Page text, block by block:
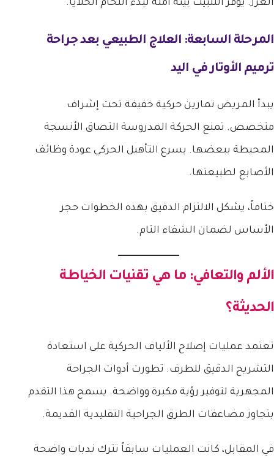
الغرز. يوفر التثبيت بيئة آمنة لبدء التحام الخلايا.
المرحلة السابعة: العلاج الطبيعي بعد جراحة
ترميم الأوتار في اليد
يبدأ المريض تمارين حركية خفيفة تحت إشراف
متخصص. تمنع الحركة المدروسة التصاق الأنسجة
المحيطة ببعضها. يسرع التأهيل الحركي عودة وظائف
الأصابع لطبيعتها.
ختاماً، يشكل الالتزام الدقيق بهذه الخطوات حجر
الأساس لضمان الشفاء التام.
الألم والتعافي: ما هي تقنيات الخياطة
الحديثة؟
تعتمد عمليات إصلاح الألياف الحركية على استعادة
التشريح الدقيق للطرف. تطورت أدوات الجراحة
المجهرية لتوفير رؤية مكبرة وواضحة. يسمح هذا التقدم
بتجاوز مضاعفات الطرق الجراحية التقليدية القديمة.
في المقابل، كانت العمليات سابقاً تترك ندبات واضحة